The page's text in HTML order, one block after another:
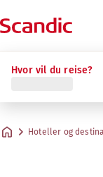
Hvor vil du reise?
Hoteller og